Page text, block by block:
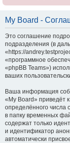
My Board -
Это соглашение
подразделения (в
«https://
«программное
«phpBB Teams»)
ваших
Ваша информация
«My Board» приведёт
определённого числа
в папку временных
содержат только
и идентификатор
автоматически